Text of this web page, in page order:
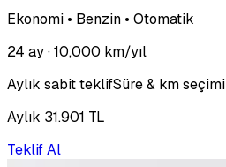
Ekonomi • Benzin • Otomatik
24 ay· 10,000 km/yıl
Aylık sabit teklifSüre & km seçimi
Aylık 31.901 TL
Teklif Al